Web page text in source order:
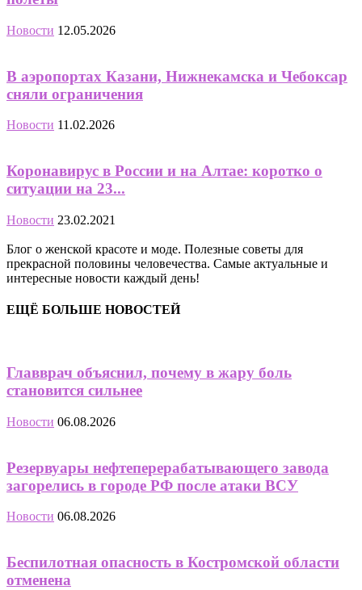
Новости 12.05.2026
В аэропортах Казани, Нижнекамска и Чебоксар
сняли ограничения
Новости 11.02.2026
Коронавирус в России и на Алтае: коротко о
ситуации на 23...
Новости 23.02.2021
Блог о женской красоте и моде. Полезные советы для
прекрасной половины человечества. Самые актуальные и
интересные новости каждый день!
ЕЩЁ БОЛЬШЕ НОВОСТЕЙ
Главврач объяснил, почему в жару боль
становится сильнее
Новости 06.08.2026
Резервуары нефтеперерабатывающего завода
загорелись в городе РФ после атаки ВСУ
Новости 06.08.2026
Беспилотная опасность в Костромской области
отменена